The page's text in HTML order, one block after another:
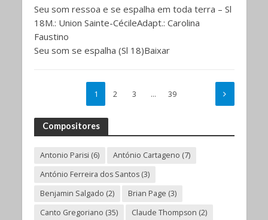
Seu som ressoa e se espalha em toda terra – Sl
18M.: Union Sainte-CécileAdapt.: Carolina
Faustino
Seu som se espalha (Sl 18)Baixar
1 2 3 … 39
Compositores
Antonio Parisi (6) António Cartageno (7)
António Ferreira dos Santos(3)
Benjamin Salgado (2) Brian Page (3)
Canto Gregoriano (35) Claude Thompson (2)